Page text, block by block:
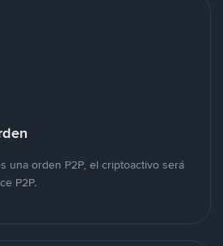
una orden P2P, el criptoactivo será
P2P.